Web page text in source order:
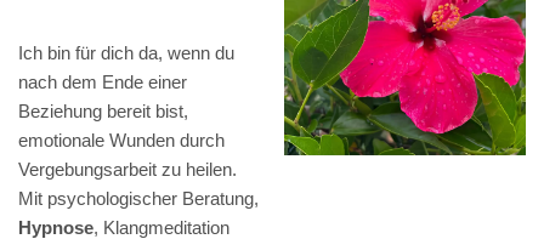
Ich bin für dich da, wenn du
nach dem Ende einer
Beziehung bereit bist,
emotionale Wunden durch
Vergebungsarbeit zu heilen.
Mit psychologischer Beratung,
Hypnose, Klangmeditation